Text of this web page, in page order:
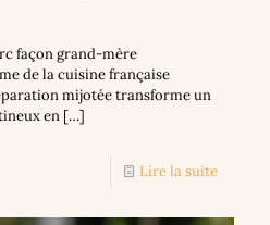
façon grand-mère
de la cuisine française
mijotée transforme un
en […]
Lire la suite